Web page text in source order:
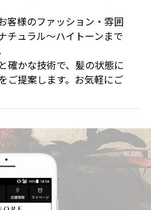
客様のファッション・雰囲
チュラル〜ハイトーンまで
確かな技術で、髪の状態に
ご提案します。お気軽にご